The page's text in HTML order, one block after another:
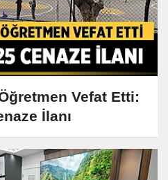
Vefat Etti:
İlanı